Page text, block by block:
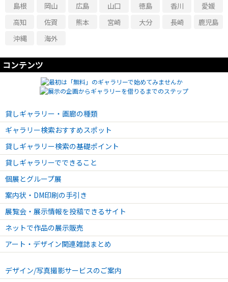
島根
岡山 広島 山口 徳島 香川
愛媛
高知
佐賀 熊本 宮崎 大分 長崎
鹿児島
沖縄
海外
コンテンツ
貸しギャラリー・画廊の種類
ギャラリー検索おすすめスポット
貸しギャラリー検索の基礎ポイント
貸しギャラリーでできること
個展とグループ展
案内状・DM印刷の手引き
展覧会・展示情報を投稿できるサイト
ネットで作品の展示販売
アート・デザイン関連雑誌まとめ
デザイン/写真撮影サービスのご案内